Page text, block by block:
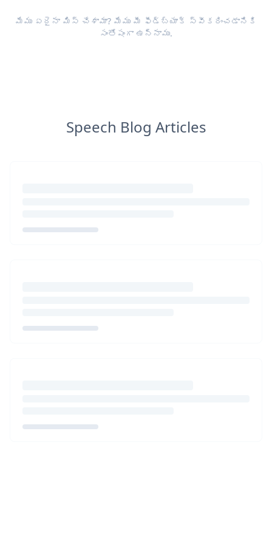
మేము ఏదైనా మిస్ చేశామా? మేము మీ ఫీడ్‌బ్యాక్ స్వీకరించడానికి
సంతోషంగా ఉన్నాము.
Speech Blog Articles